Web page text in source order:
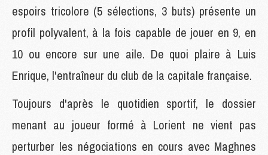
espoirs tricolore (5 sélections, 3 buts) présente un
profil polyvalent, à la fois capable de jouer en 9, en
10 ou encore sur une aile. De quoi plaire à Luis
Enrique, l'entraîneur du club de la capitale française.
Toujours d'après le quotidien sportif, le dossier
menant au joueur formé à Lorient ne vient pas
perturber les négociations en cours avec Maghnes